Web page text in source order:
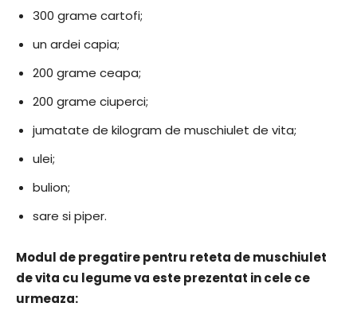
300 grame cartofi;
un ardei capia;
200 grame ceapa;
200 grame ciuperci;
jumatate de kilogram de muschiulet de vita;
ulei;
bulion;
sare si piper.
Modul de pregatire pentru reteta de muschiulet
de vita cu legume va este prezentat in cele ce
urmeaza: